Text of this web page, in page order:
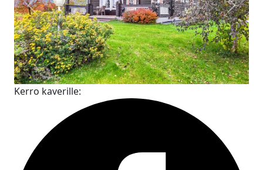
Edellinen
Kerro kaverille: